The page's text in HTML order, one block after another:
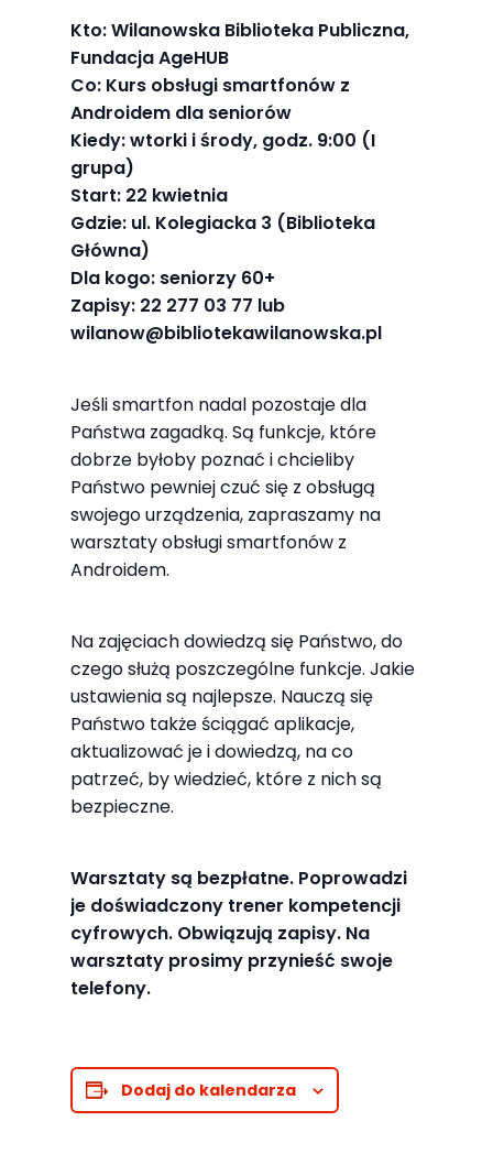
Kto: Wilanowska Biblioteka Publiczna,
Fundacja AgeHUB
Co: Kurs obsługi smartfonów z
Androidem dla seniorów
Kiedy: wtorki i środy, godz. 9:00 (I
grupa)
Start: 22 kwietnia
Gdzie: ul. Kolegiacka 3 (Biblioteka
Główna)
Dla kogo: seniorzy 60+
Zapisy: 22 277 03 77 lub
wilanow@bibliotekawilanowska.pl
Jeśli smartfon nadal pozostaje dla
Państwa zagadką. Są funkcje, które
dobrze byłoby poznać i chcieliby
Państwo pewniej czuć się z obsługą
swojego urządzenia, zapraszamy na
warsztaty obsługi smartfonów z
Androidem.
Na zajęciach dowiedzą się Państwo, do
czego służą poszczególne funkcje. Jakie
ustawienia są najlepsze. Nauczą się
Państwo także ściągać aplikacje,
aktualizować je i dowiedzą, na co
patrzeć, by wiedzieć, które z nich są
bezpieczne.
Warsztaty są bezpłatne. Poprowadzi
je doświadczony trener kompetencji
cyfrowych. Obwiązują zapisy. Na
warsztaty prosimy przynieść swoje
telefony.
Dodaj do kalendarza
Doświadczenie
Aby nasza
strona
internetowa
działała jak
najlepiej
podczas
twojego
przejścia na nią.
Jeśli odrzucisz
te pliki cookie,
internetowej.
Marketing
Udostępniając
swoje
podczas
odwiedzania naszej
strony, zwiększasz
szansę na
zobaczenie
spersonalizowanych